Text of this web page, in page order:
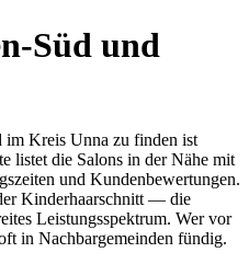
Süd und
im Kreis Unna zu finden ist
listet die Salons in der Nähe mit
und Kundenbewertungen.
Kinderhaarschnitt — die
Leistungsspektrum. Wer vor
in Nachbargemeinden fündig.